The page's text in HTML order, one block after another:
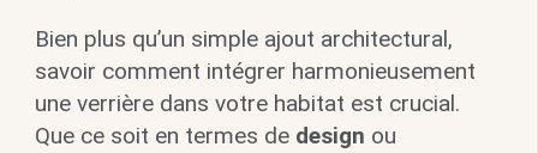
Bien plus qu’un simple ajout architectural,
savoir comment intégrer harmonieusement
une verrière dans votre habitat est crucial.
Que ce soit en termes de design ou